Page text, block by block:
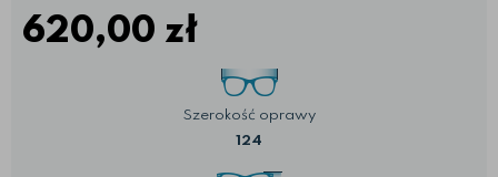
620,00 zł
Szerokość oprawy
124